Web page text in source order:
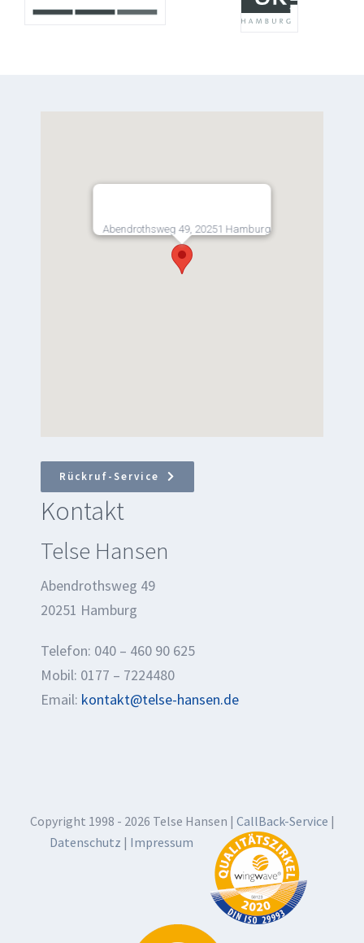
Abendrothsweg 49, 20251 Hamburg
Rückruf-Service
Kontakt
Telse Hansen
Abendrothsweg 49
20251 Hamburg
Telefon: 040 – 460 90 625
Mobil: 0177 – 7224480
Email: kontakt@telse-hansen.de
Copyright 1998 - 2026 Telse Hansen | CallBack-Service |
Datenschutz | Impressum